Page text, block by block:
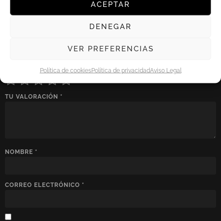
ACEPTAR
DENEGAR
VER PREFERENCIAS
Política de cookiesPolítica de privacidadAviso Legal
No hay valoraciones aún.
campos obligatorios están marcados con*
TU PUNTUACIÓN *
TU VALORACIÓN *
NOMBRE *
CORREO ELECTRÓNICO *